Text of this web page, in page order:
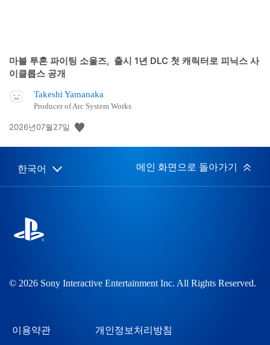
마블 투혼 파이팅 소울즈, 출시 1년 DLC 첫 캐릭터로 피닉스 사
이클롭스 공개
Takeshi Yamanaka
Producer of Arc System Works
공
일:
2026년07월27일
Select
Current
한국어 메인 화면으로 돌아가기
© 2026 Sony Interactive Entertainment Inc. All Rights Reserved.
이용약관 개인정보처리방침